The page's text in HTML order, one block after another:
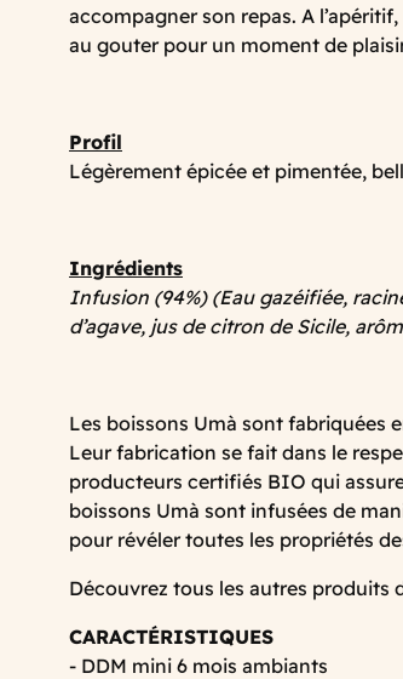
accompagner son repas. A
au gouter pour un moment de
Profil
Légèrement épicée et pimentée,
Ingrédients
Infusion (94%) (Eau gazéifiée,
d’agave, jus de citron de Sicile,
Les boissons Umà sont fabriquées
Leur fabrication se fait dans le
producteurs certifiés BIO qui
boissons Umà sont infusées de
pour révéler toutes les propriétés
Découvrez tous les autres produits
CARACTÉRISTIQUES
- DDM mini 6 mois ambiants